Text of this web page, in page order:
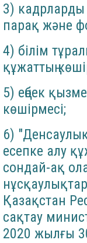
3) кадрларды
парақ және
4) білім
құжаттың
5) еңбек
көшірмесі;
6)
есепке алу
сондай-ақ
Қазақстан
сақтау
2020 жылғы